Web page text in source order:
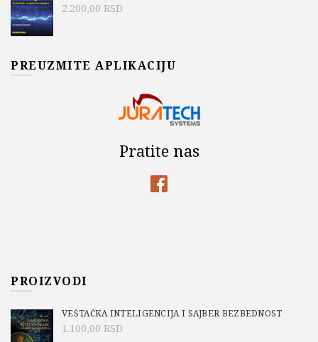
2.200,00 RSD
PREUZMITE APLIKACIJU
Pratite nas
PROIZVODI
VEŠTAČKA INTELIGENCIJA I SAJBER BEZBEDNOST
1.100,00 RSD